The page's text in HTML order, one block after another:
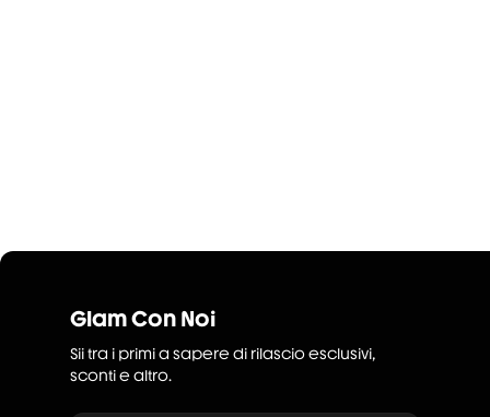
Glam Con Noi
Sii tra i primi a sapere di rilascio esclusivi,
sconti e altro.